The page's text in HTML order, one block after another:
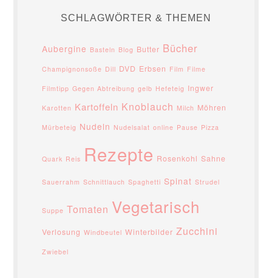
SCHLAGWÖRTER & THEMEN
Aubergine Basteln Blog Butter Bücher
Champignonsoße Dill DVD Erbsen Film Filme
Filmtipp Gegen Abtreibung gelb Hefeteig Ingwer
Karotten Kartoffeln Knoblauch Milch Möhren
Mürbeteig Nudeln Nudelsalat online Pause Pizza
Quark Reis Rezepte Rosenkohl Sahne
Sauerrahm Schnittlauch Spaghetti Spinat Strudel
Suppe Tomaten Vegetarisch
Verlosung Windbeutel Winterbilder Zucchini
Zwiebel